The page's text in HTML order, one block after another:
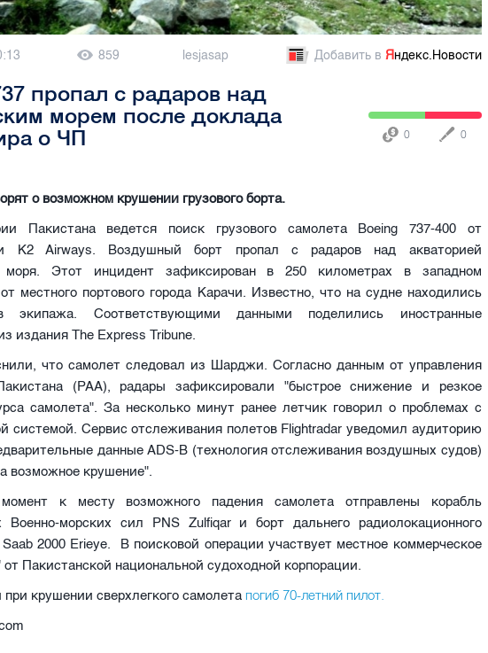
859 lesjasap Добавить в Яндекс.Новости
пропал с радаров над
морем после доклада
о ЧП
0 0
о возможном крушении грузового борта.
Пакистана ведется поиск грузового самолета Boeing 737-400 от
K2 Airways. Воздушный борт пропал с радаров над акваторией
моря. Этот инцидент зафиксирован в 250 километрах в западном
местного портового города Карачи. Известно, что на судне находились
экипажа. Соответствующими данными поделились иностранные
издания The Express Tribune.
что самолет следовал из Шарджи. Согласно данным от управления
(PAA), радары зафиксировали "быстрое снижение и резкое
самолета". За несколько минут ранее летчик говорил о проблемах с
системой. Сервис отслеживания полетов Flightradar уведомил аудиторию
данные ADS-B (технология отслеживания воздушных судов)
возможное крушение".
к месту возможного падения самолета отправлены корабль
Военно-морских сил PNS Zulfiqar и борт дальнего радиолокационного
2000 Erieye. В поисковой операции участвует местное коммерческое
от Пакистанской национальной судоходной корпорации.
крушении сверхлегкого самолета погиб 70-летний пилот.